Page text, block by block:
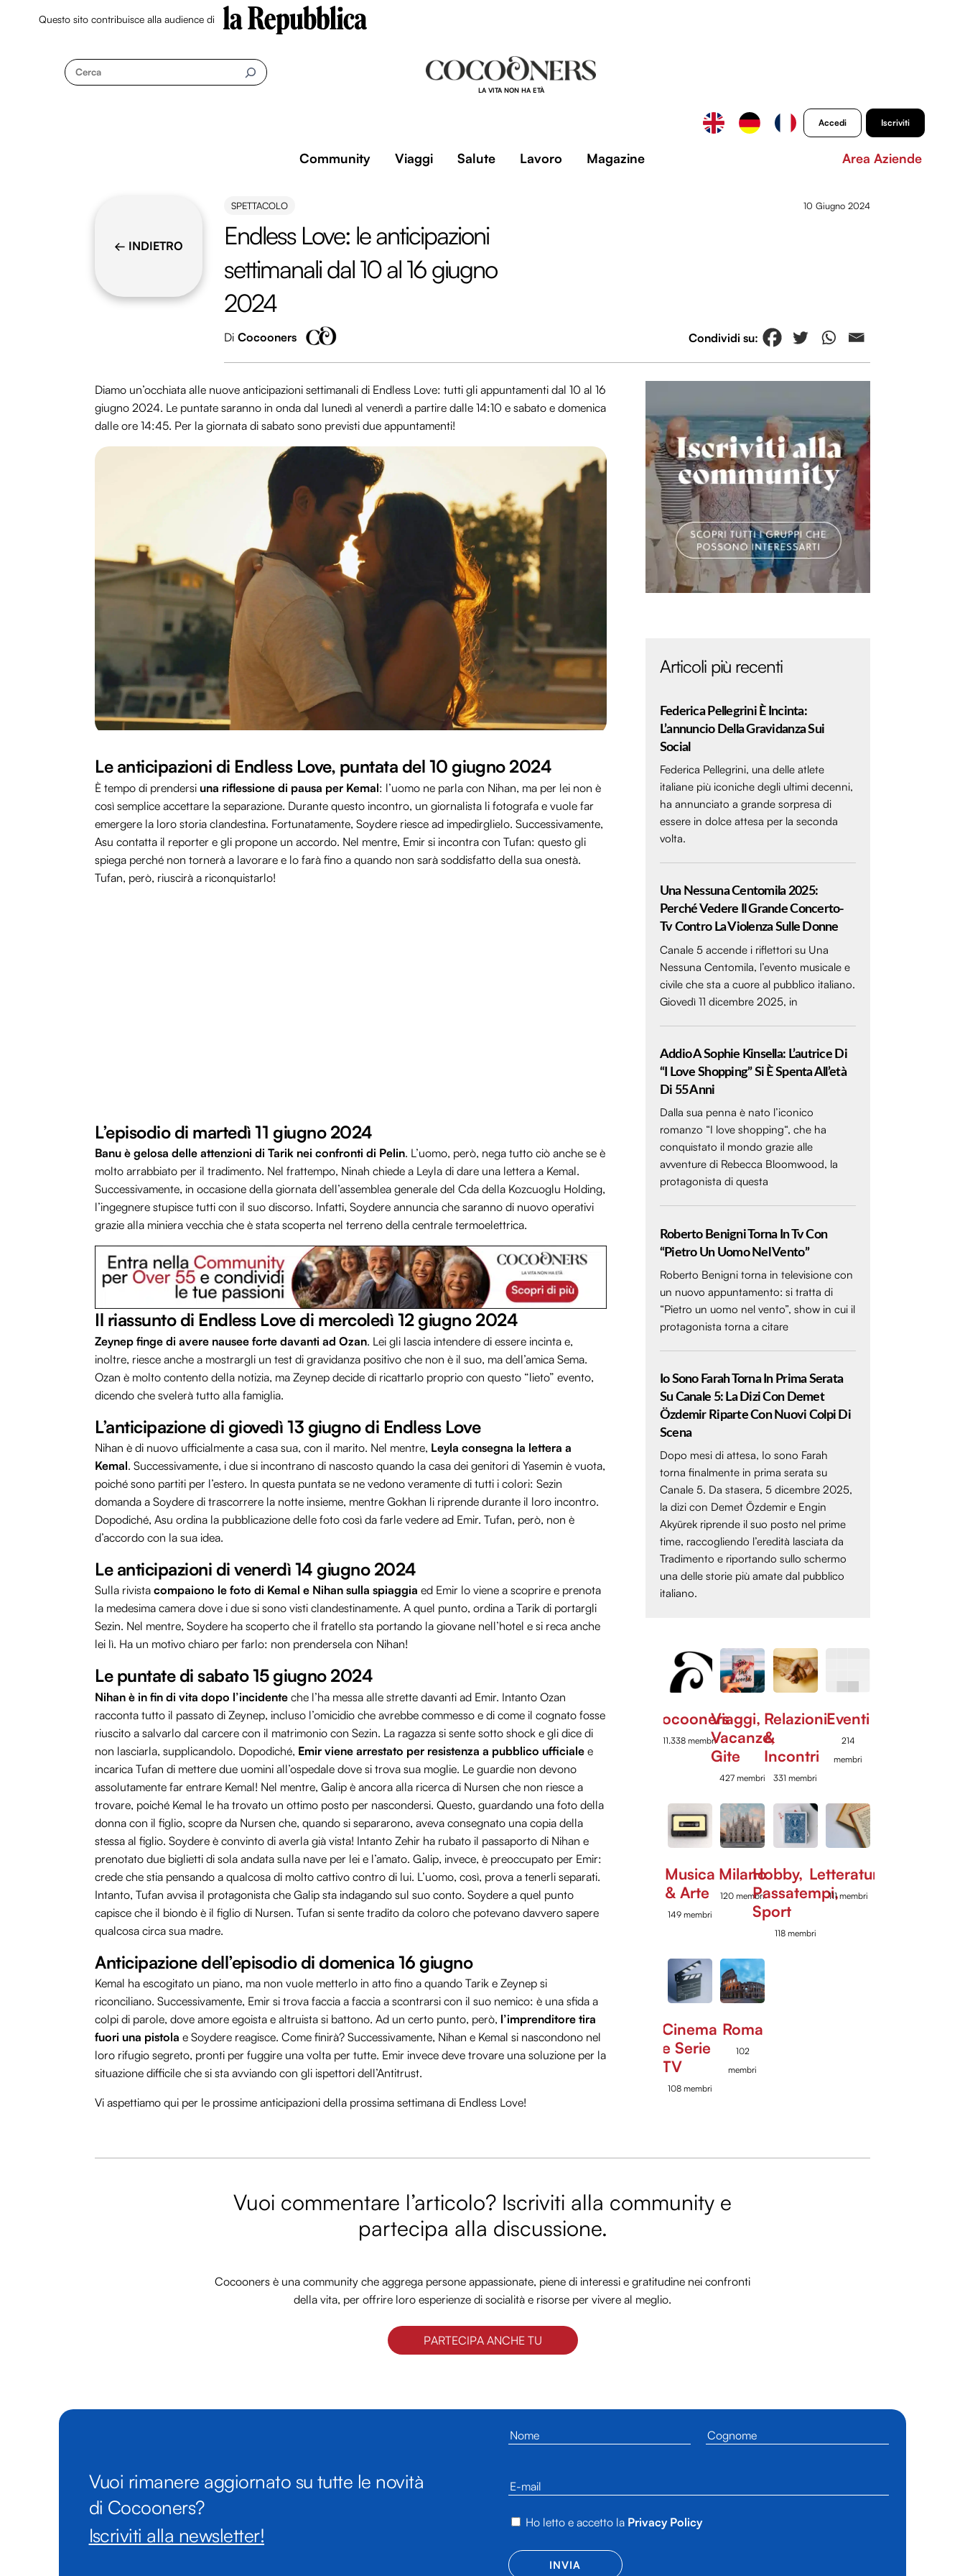
Questo sito contribuisce alla audience di
Cerca
LA VITA NON HA ETÀ
Accedi Iscriviti
Community Viaggi Salute Lavoro Magazine Area Aziende
← INDIETRO
SPETTACOLO 10 Giugno 2024
Endless Love: le anticipazioni
settimanali dal 10 al 16 giugno
2024
Di Cocooners
Diamo un’occhiata alle nuove anticipazioni settimanali di Endless Love: tutti gli appuntamenti dal 10 al 16
giugno 2024. Le puntate saranno in onda dal lunedì al venerdì a partire dalle 14:10 e sabato e domenica
dalle ore 14:45. Per la giornata di sabato sono previsti due appuntamenti!
Le anticipazioni di Endless Love, puntata del 10 giugno 2024
È tempo di prendersi una riflessione di pausa per Kemal: l’uomo ne parla con Nihan, ma per lei non è
così semplice accettare la separazione. Durante questo incontro, un giornalista li fotografa e vuole far
emergere la loro storia clandestina. Fortunatamente, Soydere riesce ad impedirglielo. Successivamente,
Asu contatta il reporter e gli propone un accordo. Nel mentre, Emir si incontra con Tufan: questo gli
spiega perché non tornerà a lavorare e lo farà fino a quando non sarà soddisfatto della sua onestà.
Tufan, però, riuscirà a riconquistarlo!
L’episodio di martedì 11 giugno 2024
Banu è gelosa delle attenzioni di Tarik nei confronti di Pelin. L’uomo, però, nega tutto ciò anche se è
molto arrabbiato per il tradimento. Nel frattempo, Ninah chiede a Leyla di dare una lettera a Kemal.
Successivamente, in occasione della giornata dell’assemblea generale del Cda della Kozcuoglu Holding,
l’ingegnere stupisce tutti con il suo discorso. Infatti, Soydere annuncia che saranno di nuovo operativi
grazie alla miniera vecchia che è stata scoperta nel terreno della centrale termoelettrica.
Il riassunto di Endless Love di mercoledì 12 giugno 2024
Zeynep finge di avere nausee forte davanti ad Ozan. Lei gli lascia intendere di essere incinta e,
inoltre, riesce anche a mostrargli un test di gravidanza positivo che non è il suo, ma dell’amica Sema.
Ozan è molto contento della notizia, ma Zeynep decide di ricattarlo proprio con questo “lieto” evento,
dicendo che svelerà tutto alla famiglia.
L’anticipazione di giovedì 13 giugno di Endless Love
Nihan è di nuovo ufficialmente a casa sua, con il marito. Nel mentre, Leyla consegna la lettera a
Kemal. Successivamente, i due si incontrano di nascosto quando la casa dei genitori di Yasemin è vuota,
poiché sono partiti per l’estero. In questa puntata se ne vedono veramente di tutti i colori: Sezin
domanda a Soydere di trascorrere la notte insieme, mentre Gokhan li riprende durante il loro incontro.
Dopodiché, Asu ordina la pubblicazione delle foto così da farle vedere ad Emir. Tufan, però, non è
d’accordo con la sua idea.
Le anticipazioni di venerdì 14 giugno 2024
Sulla rivista compaiono le foto di Kemal e Nihan sulla spiaggia ed Emir lo viene a scoprire e prenota
la medesima camera dove i due si sono visti clandestinamente. A quel punto, ordina a Tarik di portargli
Sezin. Nel mentre, Soydere ha scoperto che il fratello sta portando la giovane nell’hotel e si reca anche
lei lì. Ha un motivo chiaro per farlo: non prendersela con Nihan!
Le puntate di sabato 15 giugno 2024
Nihan è in fin di vita dopo l’incidente che l’ha messa alle strette davanti ad Emir. Intanto Ozan
racconta tutto il passato di Zeynep, incluso l’omicidio che avrebbe commesso e di come il cognato fosse
riuscito a salvarlo dal carcere con il matrimonio con Sezin. La ragazza si sente sotto shock e gli dice di
non lasciarla, supplicandolo. Dopodiché, Emir viene arrestato per resistenza a pubblico ufficiale e
incarica Tufan di mettere due uomini all’ospedale dove si trova sua moglie. Le guardie non devono
assolutamente far entrare Kemal! Nel mentre, Galip è ancora alla ricerca di Nursen che non riesce a
trovare, poiché Kemal le ha trovato un ottimo posto per nascondersi. Questo, guardando una foto della
donna con il figlio, scopre da Nursen che, quando si separarono, aveva consegnato una copia della
stessa al figlio. Soydere è convinto di averla già vista! Intanto Zehir ha rubato il passaporto di Nihan e
prenotato due biglietti di sola andata sulla nave per lei e l’amato. Galip, invece, è preoccupato per Emir:
crede che stia pensando a qualcosa di molto cattivo contro di lui. L’uomo, così, prova a tenerli separati.
Intanto, Tufan avvisa il protagonista che Galip sta indagando sul suo conto. Soydere a quel punto
capisce che il biondo è il figlio di Nursen. Tufan si sente tradito da coloro che potevano davvero sapere
qualcosa circa sua madre.
Anticipazione dell’episodio di domenica 16 giugno
Kemal ha escogitato un piano, ma non vuole metterlo in atto fino a quando Tarik e Zeynep si
riconciliano. Successivamente, Emir si trova faccia a faccia a scontrarsi con il suo nemico: è una sfida a
colpi di parole, dove amore egoista e altruista si battono. Ad un certo punto, però, l’imprenditore tira
fuori una pistola e Soydere reagisce. Come finirà? Successivamente, Nihan e Kemal si nascondono nel
loro rifugio segreto, pronti per fuggire una volta per tutte. Emir invece deve trovare una soluzione per la
situazione difficile che si sta avviando con gli ispettori dell’Antitrust.
Vi aspettiamo qui per le prossime anticipazioni della prossima settimana di Endless Love!
Articoli più recenti
Federica Pellegrini È Incinta:
L’annuncio Della Gravidanza Sui
Social
Federica Pellegrini, una delle atlete
italiane più iconiche degli ultimi decenni,
ha annunciato a grande sorpresa di
essere in dolce attesa per la seconda
volta.
Una Nessuna Centomila 2025:
Perché Vedere Il Grande Concerto-
Tv Contro La Violenza Sulle Donne
Canale 5 accende i riflettori su Una
Nessuna Centomila, l’evento musicale e
civile che sta a cuore al pubblico italiano.
Giovedì 11 dicembre 2025, in
Addio A Sophie Kinsella: L’autrice Di
“I Love Shopping” Si È Spenta All’età
Di 55 Anni
Dalla sua penna è nato l’iconico
romanzo “I love shopping“, che ha
conquistato il mondo grazie alle
avventure di Rebecca Bloomwood, la
protagonista di questa
Roberto Benigni Torna In Tv Con
“Pietro Un Uomo Nel Vento”
Roberto Benigni torna in televisione con
un nuovo appuntamento: si tratta di
“Pietro un uomo nel vento”, show in cui il
protagonista torna a citare
Io Sono Farah Torna In Prima Serata
Su Canale 5: La Dizi Con Demet
Özdemir Riparte Con Nuovi Colpi Di
Scena
Dopo mesi di attesa, Io sono Farah
torna finalmente in prima serata su
Canale 5. Da stasera, 5 dicembre 2025,
la dizi con Demet Özdemir e Engin
Akyürek riprende il suo posto nel prime
time, raccogliendo l’eredità lasciata da
Tradimento e riportando sullo schermo
una delle storie più amate dal pubblico
italiano.
Cocooners
11.338 membri
Viaggi,
Vacanze,
Gite
427 membri
Relazioni
&
Incontri
331 membri
Eventi
214
membri
Musica
& Arte
149 membri
Milano
120 membri
Hobby,
Passatempi,
Sport
118 membri
Letteratura
111 membri
Cinema
e Serie
TV
108 membri
Roma
102
membri
Vuoi commentare l’articolo? Iscriviti alla community e
partecipa alla discussione.
Cocooners è una community che aggrega persone appassionate, piene di interessi e gratitudine nei confronti
della vita, per offrire loro esperienze di socialità e risorse per vivere al meglio.
PARTECIPA ANCHE TU
Vuoi rimanere aggiornato su tutte le novità
di Cocooners?
Iscriviti alla newsletter!
Ho letto e accetto la Privacy Policy